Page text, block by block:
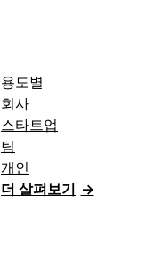
용도별
회사
스타트업
팀
개인
더 살펴보기 →